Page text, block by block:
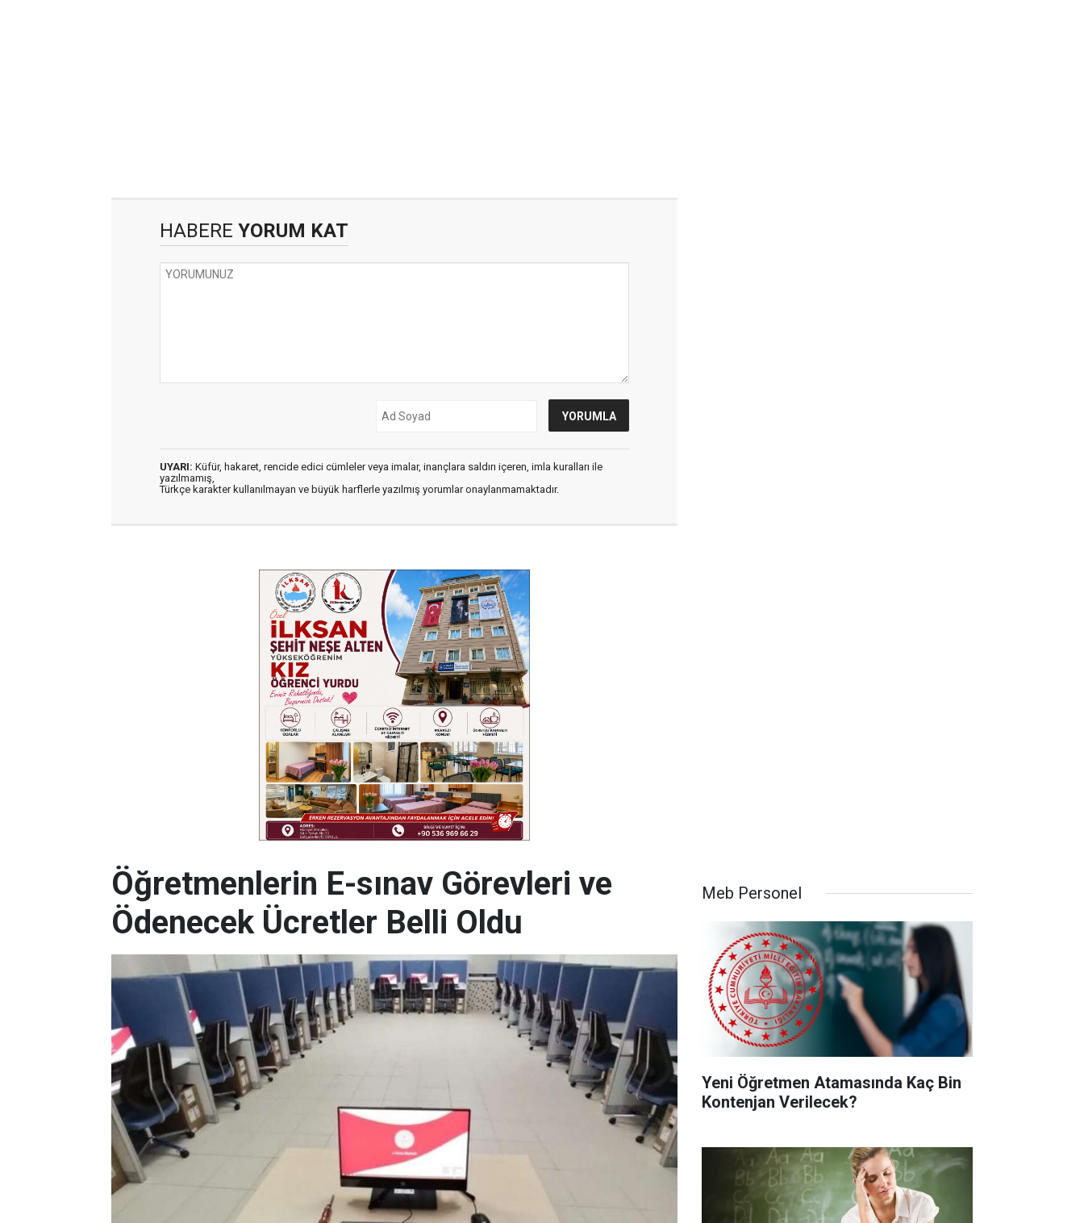
HABERE YORUM KAT
UYARI: Küfür, hakaret, rencide edici cümleler veya imalar, inançlara saldırı içeren, imla kuralları ile
yazılmamış,
Türkçe karakter kullanılmayan ve büyük harflerle yazılmış yorumlar onaylanmamaktadır.
Öğretmenlerin E-sınav Görevleri ve
Ödenecek Ücretler Belli Oldu
Meb Personel
Yeni Öğretmen Atamasında Kaç Bin
Kontenjan Verilecek?